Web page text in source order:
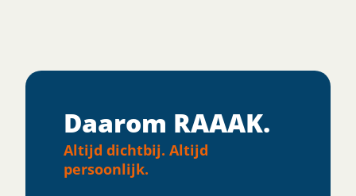
Daarom RAAAK.
Altijd dichtbij. Altijd
persoonlijk.